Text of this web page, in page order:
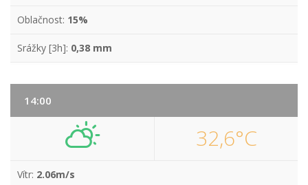
Oblačnost: 15%
Srážky [3h]: 0,38 mm
14:00
32,6°C
Vítr: 2.06m/s